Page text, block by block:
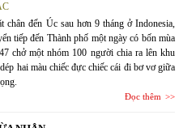
chân đến Úc sau hơn 9 tháng ở Indonesia,
tiếp đến Thành phố một ngày có bốn mùa
chở một nhóm 100 người chia ra lên khu
hai màu chiếc đực chiếc cái đi bơ vơ giữa
Đọc thêm